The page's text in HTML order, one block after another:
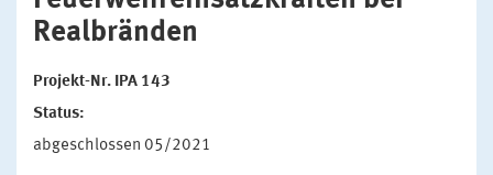
Realbränden
Projekt-Nr. IPA 143
Status:
abgeschlossen 05/2021